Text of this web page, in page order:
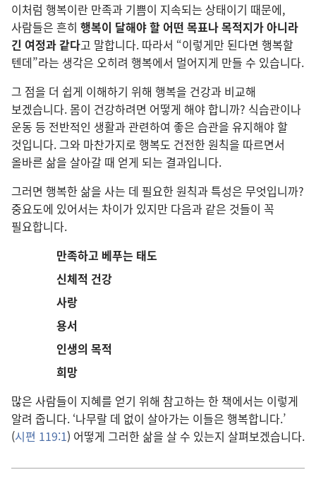
이처럼 행복이란 만족과 기쁨이 지속되는 상태이기 때문에,
사람들은 흔히 행복이 달해야 할 어떤 목표나 목적지가 아니라
긴 여정과 같다고 말합니다. 따라서 “이렇게만 된다면 행복할
텐데”라는 생각은 오히려 행복에서 멀어지게 만들 수 있습니다.
그 점을 더 쉽게 이해하기 위해 행복을 건강과 비교해
보겠습니다. 몸이 건강하려면 어떻게 해야 합니까? 식습관이나
운동 등 전반적인 생활과 관련하여 좋은 습관을 유지해야 할
것입니다. 그와 마찬가지로 행복도 건전한 원칙을 따르면서
올바른 삶을 살아갈 때 얻게 되는 결과입니다.
그러면 행복한 삶을 사는 데 필요한 원칙과 특성은 무엇입니까?
중요도에 있어서는 차이가 있지만 다음과 같은 것들이 꼭
필요합니다.
만족하고 베푸는 태도
신체적 건강
사랑
용서
인생의 목적
희망
많은 사람들이 지혜를 얻기 위해 참고하는 한 책에서는 이렇게
알려 줍니다. ‘나무랄 데 없이 살아가는 이들은 행복합니다.’
(시편 119:1) 어떻게 그러한 삶을 살 수 있는지 살펴보겠습니다.